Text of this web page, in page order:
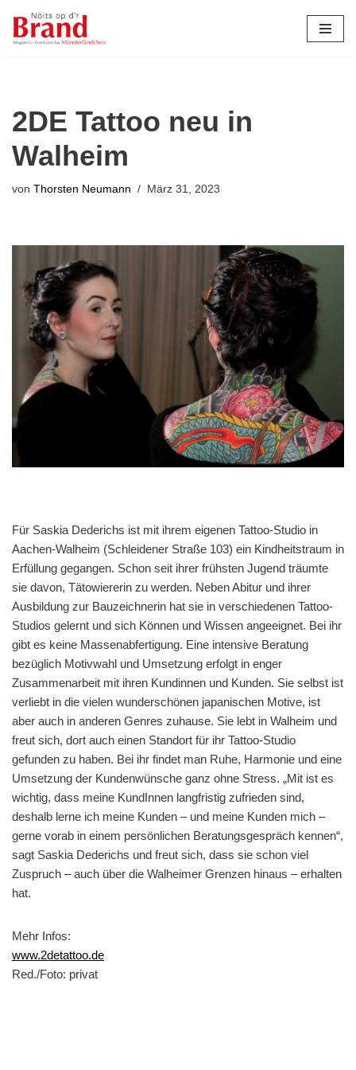
Zum
2DE Tattoo neu in
Walheim
von Thorsten Neumann März 31, 2023
Für Saskia Dederichs ist mit ihrem eigenen Tattoo-Studio in
Aachen-Walheim (Schleidener Straße 103) ein Kindheitstraum in
Erfüllung gegangen. Schon seit ihrer frühsten Jugend träumte
sie davon, Tätowiererin zu werden. Neben Abitur und ihrer
Ausbildung zur Bauzeichnerin hat sie in verschiedenen Tattoo-
Studios gelernt und sich Können und Wissen angeeignet. Bei ihr
gibt es keine Massenabfertigung. Eine intensive Beratung
bezüglich Motivwahl und Umsetzung erfolgt in enger
Zusammenarbeit mit ihren Kundinnen und Kunden. Sie selbst ist
verliebt in die vielen wunderschönen japanischen Motive, ist
aber auch in anderen Genres zuhause. Sie lebt in Walheim und
freut sich, dort auch einen Standort für ihr Tattoo-Studio
gefunden zu haben. Bei ihr findet man Ruhe, Harmonie und eine
Umsetzung der Kundenwünsche ganz ohne Stress. „Mit ist es
wichtig, dass meine KundInnen langfristig zufrieden sind,
deshalb lerne ich meine Kunden – und meine Kunden mich –
gerne vorab in einem persönlichen Beratungsgespräch kennen“,
sagt Saskia Dederichs und freut sich, dass sie schon viel
Zuspruch – auch über die Walheimer Grenzen hinaus – erhalten
hat.
Mehr Infos:
www.2detattoo.de
Red./Foto: privat